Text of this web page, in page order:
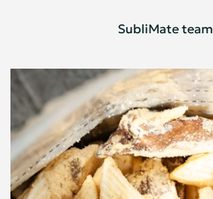
SubliMate team